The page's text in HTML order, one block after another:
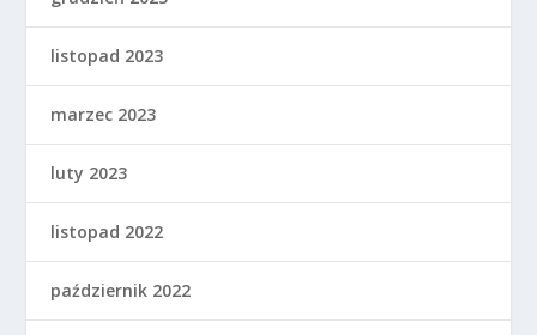
listopad 2023
marzec 2023
luty 2023
listopad 2022
październik 2022